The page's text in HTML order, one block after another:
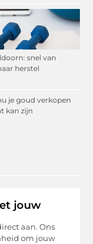
snel van
herstel
je goud verkopen
kan zijn
jouw
aan. Ons
om jouw